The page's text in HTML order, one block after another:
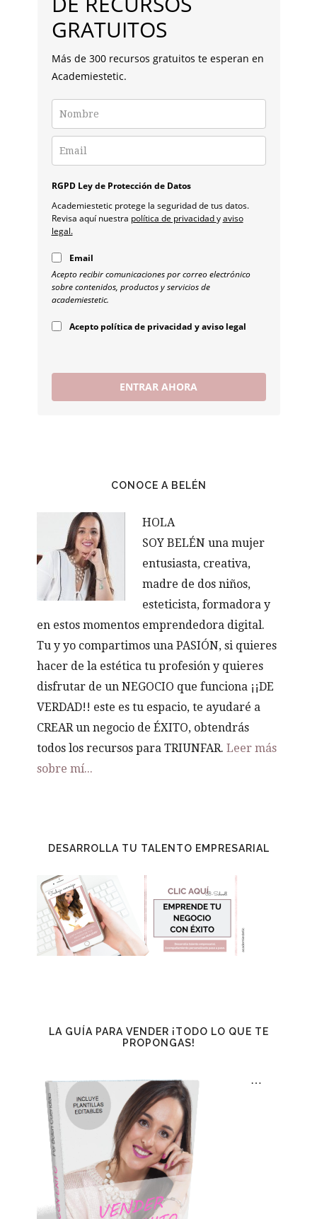
GRATUITOS
Más de 300 recursos gratuitos te esperan en
Academiestetic.
RGPD Ley de Protección de Datos
Academiestetic protege la seguridad de tus datos.
Revisa aquí nuestra política de privacidadyaviso
legal.
Email
Acepto recibir comunicaciones por correo electrónico
sobre contenidos, productos y servicios de
academiestetic.
Acepto política de privacidad y aviso legal
ENTRAR AHORA
CONOCE A BELÉN
HOLA
SOY BELÉN una mujer
entusiasta, creativa,
madre de dos niños,
esteticista, formadora y
en estos momentos emprendedora digital.
Tu y yo compartimos una PASIÓN, si quieres
hacer de la estética tu profesión y quieres
disfrutar de un NEGOCIO que funciona ¡¡DE
VERDAD!! este es tu espacio, te ayudaré a
CREAR un negocio de ÉXITO, obtendrás
todos los recursos para TRIUNFAR.Leer más
sobre mí...
DESARROLLA TU TALENTO EMPRESARIAL
LA GUÍA PARA VENDER ¡TODO LO QUE TE
PROPONGAS!
…